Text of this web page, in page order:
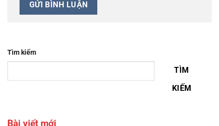
Tìm kiếm
TÌM
KIẾM
Bài viết mới